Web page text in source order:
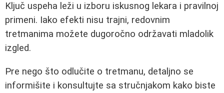
Ključ uspeha leži u izboru iskusnog lekara i pravilnoj
primeni. Iako efekti nisu trajni, redovnim
tretmanima možete dugoročno održavati mladolik
izgled.
Pre nego što odlučite o tretmanu, detaljno se
informišite i konsultujte sa stručnjakom kako biste